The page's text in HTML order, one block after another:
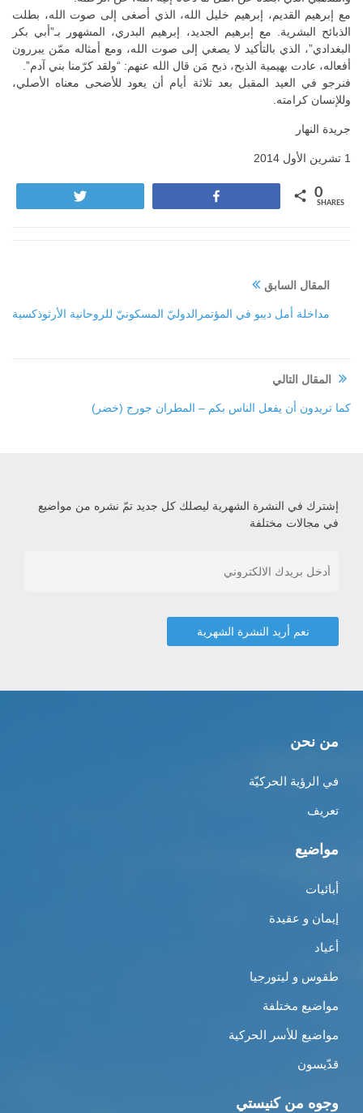
مع إبرهيم القديم، إبرهيم خليل الله، الذي أصغى إلى صوت الله، بطلت
الذبائح البشرية. مع إبرهيم الجديد، إبرهيم البدري، المشهور بـ”أبي بكر
البغدادي”، الذي بالتأكيد لا يصغي إلى صوت الله، ومع أمثاله ممّن يبررون
أفعاله، عادت بهيمية الذبح، ذبح مَن قال الله عنهم: “ولقد كرّمنا بني آدم”.
فنرجو في العيد المقبل بعد ثلاثة أيام أن يعود للأضحى معناه الأصلي،
وللإنسان كرامته.
جريدة النهار
1 تشرين الأول 2014
0
SHARES
المقال السابق
مداخلة أمل ديبو في المؤتمرالدوليّ المسكونيّ للروحانية الأرثوذكسية
المقال التالي
كما تريدون أن يفعل الناس بكم – المطران جورج (خضر)
إشترك في النشرة الشهرية ليصلك كل جديد تمّ نشره من مواضيع
في مجالات مختلفة
من نحن
في الرؤية الحركيّة
تعريف
مواضيع
أبائيات
إيمان و عقيدة
أعياد
طقوس و ليتورجيا
مواضيع مختلفة
مواضيع للأسر الحركية
قدّيسون
وجوه من كنيستي